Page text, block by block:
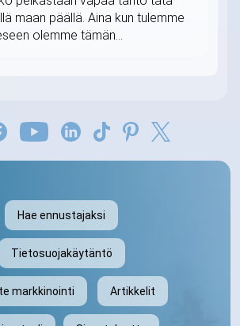
maan päällä. Aina kun tulemme
olemme tämän...
Hae ennustajaksi
Tietosuojakäytäntö
markkinointi Artikkelit